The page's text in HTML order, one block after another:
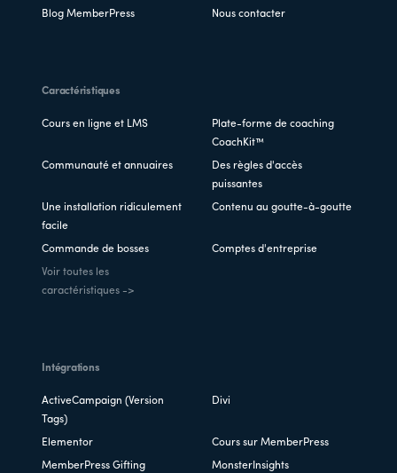
Blog MemberPress Nous contacter
Caractéristiques
Cours en ligne et LMS
Plate-forme de coaching
CoachKit™
Communauté et annuaires
Des règles d'accès
puissantes
Une installation ridiculement
facile
Contenu au goutte-à-goutte
Commande de bosses Comptes d'entreprise
Voir toutes les
caractéristiques ->
Intégrations
ActiveCampaign (Version
Tags)
Divi
Elementor Cours sur MemberPress
MemberPress Gifting MonsterInsights